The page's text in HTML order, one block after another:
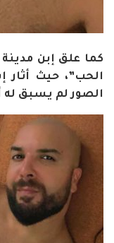
كما علق إبن
الحب”، حيث أثار
الصور لم يسبق له